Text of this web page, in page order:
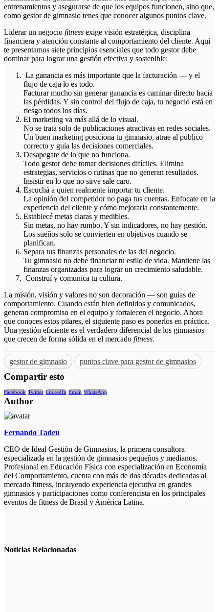
entrenamientos y asegurarse de que los equipos funcionen, sino que,
como gestor de gimnasio tenes que conocer algunos puntos clave.
Liderar un negocio fitness exige visión estratégica, disciplina
financiera y atención constante al comportamiento del cliente. Aquí
te presentamos siete principios esenciales que todo gestor debe
dominar para lograr una gestión efectiva y sostenible:
La ganancia es más importante que la facturación — y el
flujo de caja lo es todo.
Facturar mucho sin generar ganancia es caminar directo hacia
las pérdidas. Y sin control del flujo de caja, tu negocio está en
riesgo todos los días.
El marketing va más allá de lo visual.
No se trata solo de publicaciones atractivas en redes sociales.
Un buen marketing posiciona tu gimnasio, atrae al público
correcto y guía las decisiones comerciales.
Desapegate de lo que no funciona.
Todo gestor debe tomar decisiones difíciles. Elimina
estrategias, servicios o rutinas que no generan resultados.
Insistir en lo que no sirve sale caro.
Escuchá a quien realmente importa: tu cliente.
La opinión del competidor no paga tus cuentas. Enfocate en la
experiencia del cliente y cómo mejorarla constantemente.
Establecé metas claras y medibles.
Sin metas, no hay rumbo. Y sin indicadores, no hay gestión.
Los sueños solo se convierten en objetivos cuando se
planifican.
Separa tus finanzas personales de las del negocio.
Tu gimnasio no debe financiar tu estilo de vida. Mantiene las
finanzas organizadas para lograr un crecimiento saludable.
Construí y comunica tu cultura.
La misión, visión y valores no son decoración — son guías de
comportamiento. Cuando están bien definidos y comunicados,
generan compromiso en el equipo y fortalecen el negocio. Ahora
que conoces estos pilares, el siguiente paso es ponerlos en práctica.
Una gestión eficiente es el verdadero diferencial de los gimnasios
que crecen de forma sólida en el mercado fitness.
gestor de gimnasio puntos clave para gestor de gimnasios
Compartir esto
Facebook Twitter LinkedIn Email WhatsApp
Author
Fernando Tadeu
CEO de Ideal Gestión de Gimnasios, la primera consultora
especializada en la gestión de gimnasios pequeños y medianos.
Profesional en Educación Física con especialización en Economía
del Comportamiento, cuenta con más de dos décadas dedicadas al
mercado fitness, incluyendo experiencia ejecutiva en grandes
gimnasios y participaciones como conferencista en los principales
eventos de fitness de Brasil y América Latina.
Noticias Relacionadas